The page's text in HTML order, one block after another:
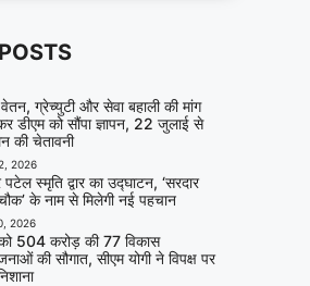
ग्रेच्युटी और सेवा बहाली की मांग
डीएम को सौंपा ज्ञापन, 22 जुलाई से
की चेतावनी
2026
पटेल स्मृति द्वार का उद्घाटन, ‘सरदार
के नाम से मिलेगी नई पहचान
2026
504 करोड़ की 77 विकास
की सौगात, सीएम योगी ने विपक्ष पर